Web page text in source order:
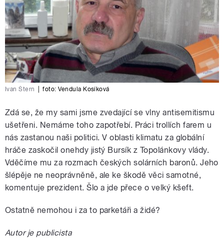
Ivan Štern foto:Vendula Kosíková
Zdá se, že my sami jsme zvedající se vlny antisemitismu
ušetřeni. Nemáme toho zapotřebí. Práci trollích farem u
nás zastanou naši politici. V oblasti klimatu za globální
hráče zaskočil onehdy jistý Bursík z Topolánkovy vlády.
Vděčíme mu za rozmach českých solárních baronů. Jeho
šlépěje ne neoprávněně, ale ke škodě věci samotné,
komentuje prezident. Šlo a jde přece o velký kšeft.
Ostatně nemohou i za to parketáři a židé?
Autor je publicista